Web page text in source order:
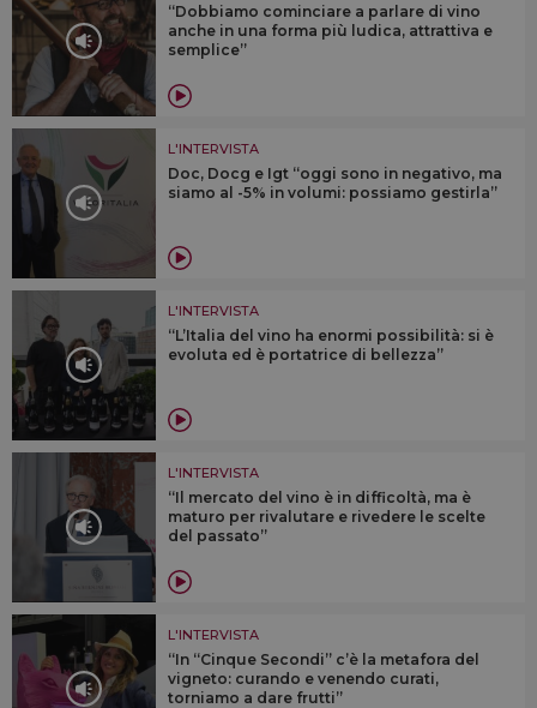
“Dobbiamo cominciare a parlare di vino
anche in una forma più ludica, attrattiva e
semplice”
L'INTERVISTA
Doc, Docg e Igt “oggi sono in negativo, ma
siamo al -5% in volumi: possiamo gestirla”
L'INTERVISTA
“L’Italia del vino ha enormi possibilità: si è
evoluta ed è portatrice di bellezza”
L'INTERVISTA
“Il mercato del vino è in difficoltà, ma è
maturo per rivalutare e rivedere le scelte
del passato”
L'INTERVISTA
“In “Cinque Secondi” c’è la metafora del
vigneto: curando e venendo curati,
torniamo a dare frutti”